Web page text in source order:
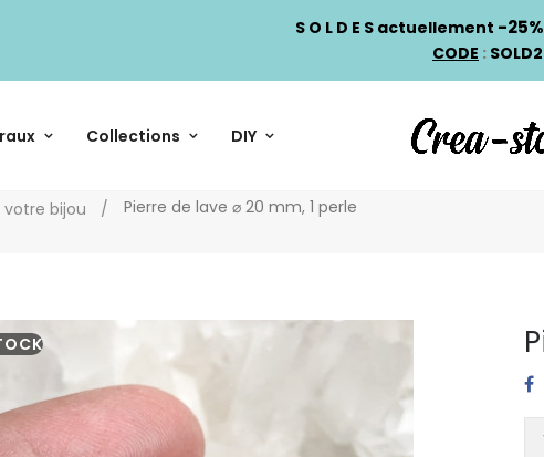
S O L D E S actuellement -25%
CODE :
Collections DIY
votre bijou Pierre de lave ⌀ 20 mm, 1 perle